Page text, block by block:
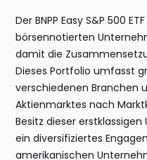
Der BNPP Easy S&P 500
börsennotierten
damit die
Dieses Portfolio umfasst
verschiedenen Branchen
Aktienmarktes nach
Besitz dieser
ein diversifiziertes
amerikanischen